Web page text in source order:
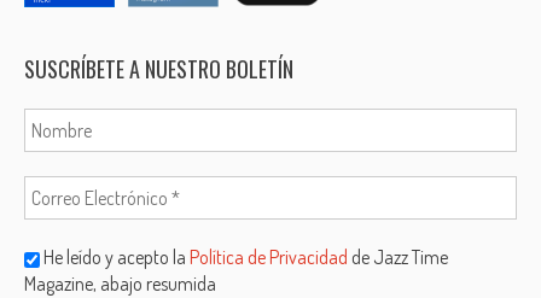
SUSCRÍBETE A NUESTRO BOLETÍN
He leído y acepto laPolítica de Privacidad de Jazz Time
Magazine, abajo resumida